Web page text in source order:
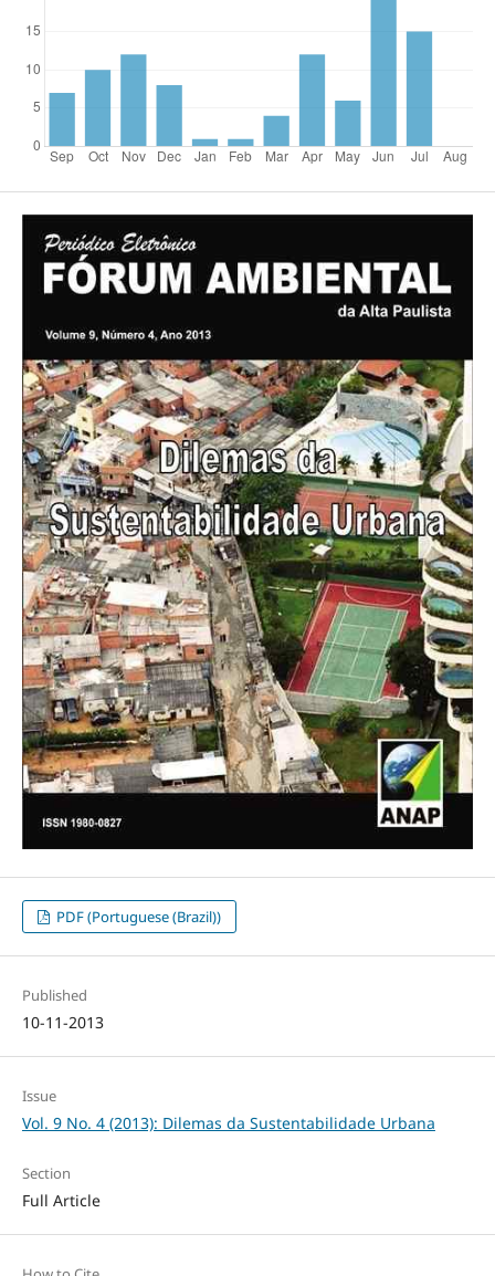
PDF (Portuguese (Brazil))
Published
10-11-2013
Issue
Vol. 9 No. 4 (2013): Dilemas da Sustentabilidade Urbana
Section
Full Article